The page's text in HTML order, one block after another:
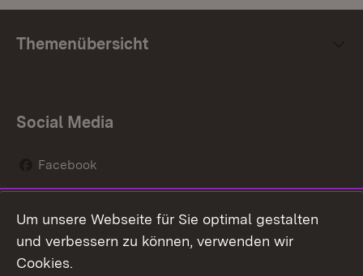
Themenübersicht
Social Media
Facebook
Social Wall
Youtube
Um unsere Webseite für Sie optimal gestalten
und verbessern zu können, verwenden wir
Cookies.